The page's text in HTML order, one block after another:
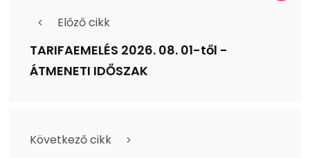
Előző cikk
TARIFAEMELÉS 2026. 08. 01-től -
ÁTMENETI IDŐSZAK
Következő cikk